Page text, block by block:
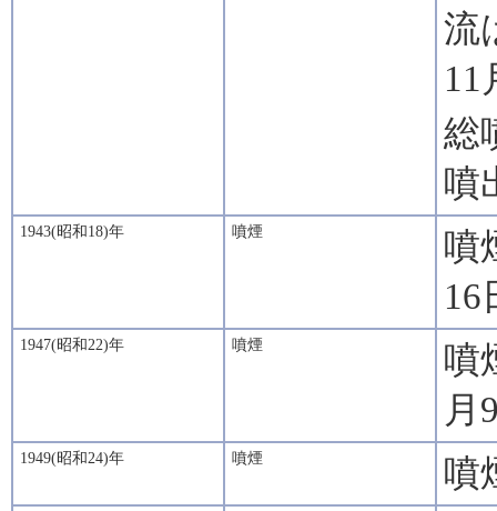
流
11
総
噴
1943(昭和18)年 噴煙
噴
16
1947(昭和22)年 噴煙
噴
月
1949(昭和24)年 噴煙 噴